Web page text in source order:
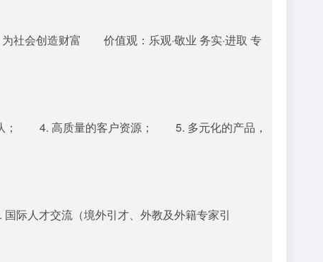
社会创造财富 价值观：乐观·敬业 务实·进取 专
； 4. 高质量的客户资源； 5. 多元化的产品，
才交流（境外引才、外教及外籍专家引